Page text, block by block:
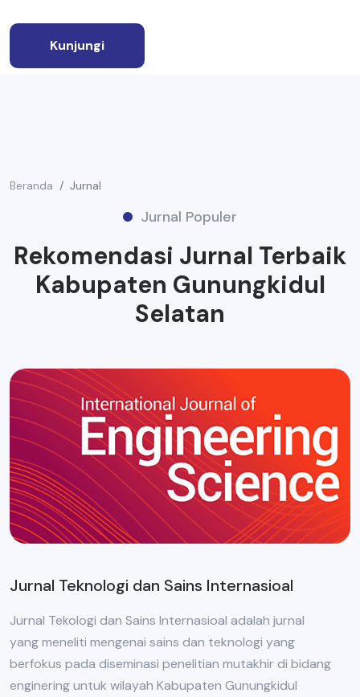
Kunjungi
Beranda Jurnal
Jurnal Populer
Rekomendasi Jurnal Terbaik
Kabupaten Gunungkidul
Selatan
Jurnal Teknologi dan Sains Internasioal
Jurnal Tekologi dan Sains Internasioal adalah jurnal
yang meneliti mengenai sains dan teknologi yang
berfokus pada diseminasi penelitian mutakhir di bidang
enginering untuk wilayah Kabupaten Gunungkidul